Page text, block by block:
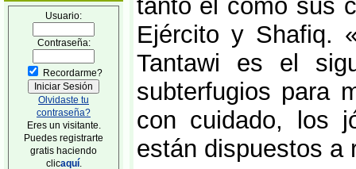
Usuario:
Contraseña:
Recordarme?
Olvidaste tu
contraseña?
Eres un visitante.
Puedes registrarte
gratis haciendo
clicaquí.
tanto él como sus
Ejército y Shafiq.
Tantawi es el
subterfugios para
con cuidado, los
están dispuestos a